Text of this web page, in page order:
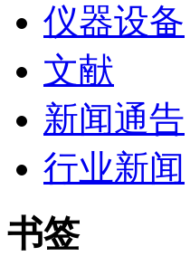
仪器设备
文献
新闻通告
行业新闻
书签